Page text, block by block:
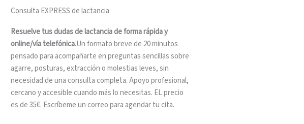
Consulta EXPRESS de lactancia
Resuelve tus dudas de lactancia de forma rápida y
online/vía telefónica.Un formato breve de 20 minutos
pensado para acompañarte en preguntas sencillas sobre
agarre, posturas, extracción o molestias leves, sin
necesidad de una consulta completa. Apoyo profesional,
cercano y accesible cuando más lo necesitas. EL precio
es de 35€. Escríbeme un correo para agendar tu cita.